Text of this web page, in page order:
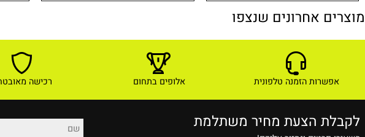
לפרטים ורכישה לפרטים ורכישה
אחרונים שנצפו